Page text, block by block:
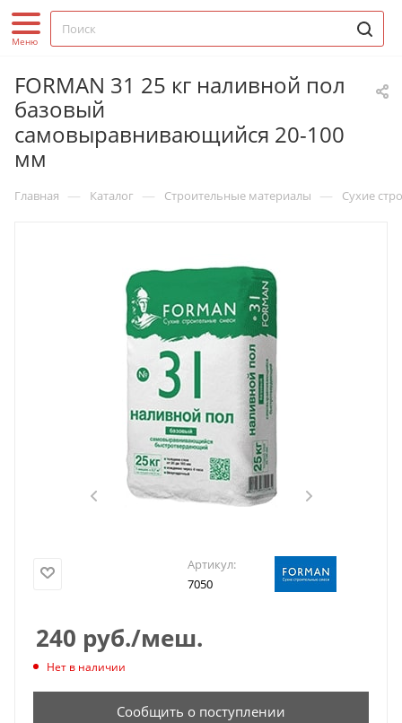
FORMAN 31 25 кг наливной пол
базовый
самовыравнивающийся 20-100
мм
Главная — Каталог — Строительные материалы — Сухие
Артикул:
7050
240 руб./меш.
Нет в наличии
Сообщить о поступлении